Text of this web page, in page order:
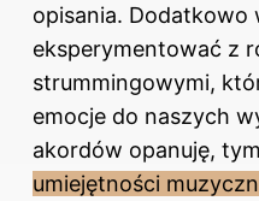
opisania. Dodatkowo
eksperymentować z
strummingowymi,
emocje do naszych
akordów opanuję,
umiejętności